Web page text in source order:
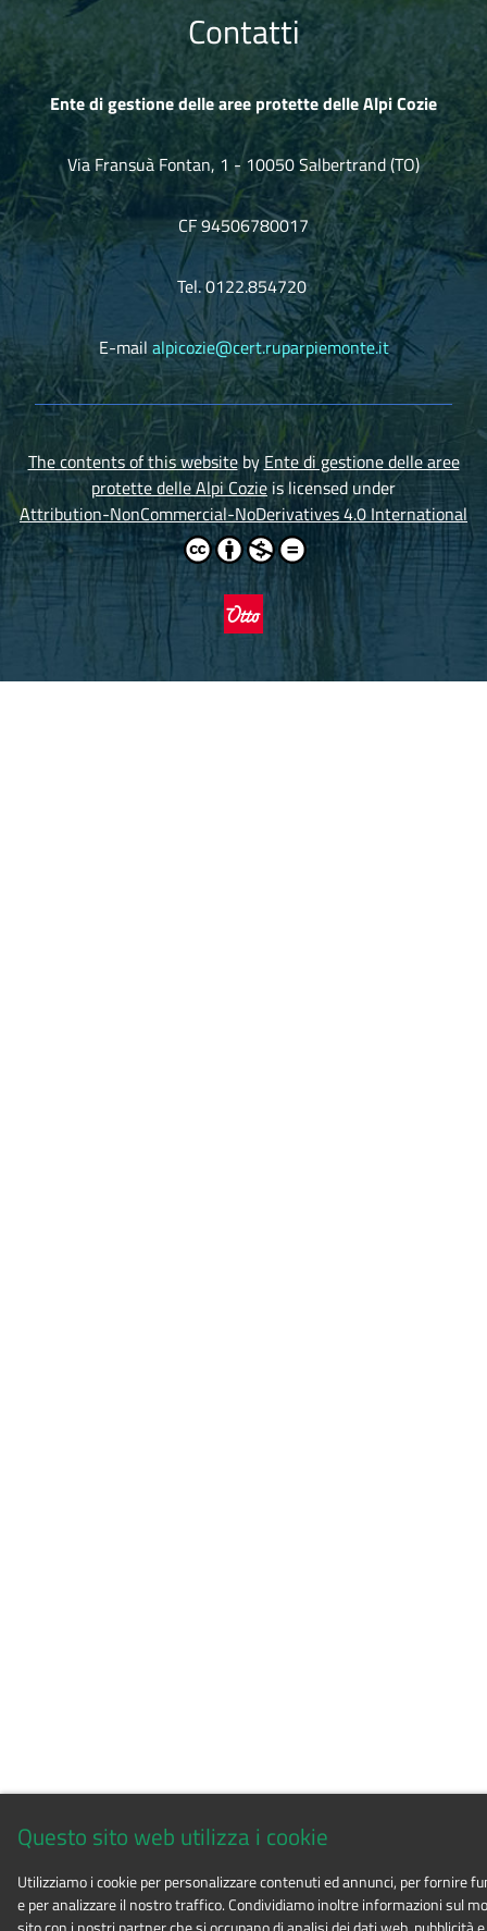
Contatti
Ente di gestione delle aree protette delle Alpi Cozie
Via Fransuà Fontan, 1 - 10050 Salbertrand (TO)
CF 94506780017
Tel. 0122.854720
E-mail alpicozie@cert.ruparpiemonte.it
The contents of this websiteby Ente di gestione delle aree
protette delle Alpi Cozieis licensed under
Attribution-NonCommercial-NoDerivatives 4.0 International
Questo sito web utilizza i cookie
Utilizziamo i cookie per personalizzare contenuti ed annunci, per fornire
e per analizzare il nostro traffico. Condividiamo inoltre informazioni sul